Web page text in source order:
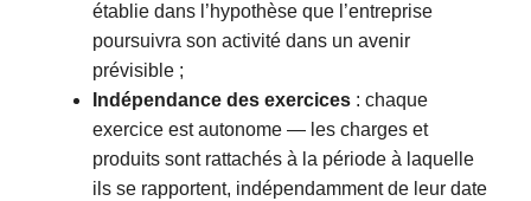
établie dans l’hypothèse que l’entreprise
poursuivra son activité dans un avenir
prévisible ;
Indépendance des exercices : chaque
exercice est autonome — les charges et
produits sont rattachés à la période à laquelle
ils se rapportent, indépendamment de leur date